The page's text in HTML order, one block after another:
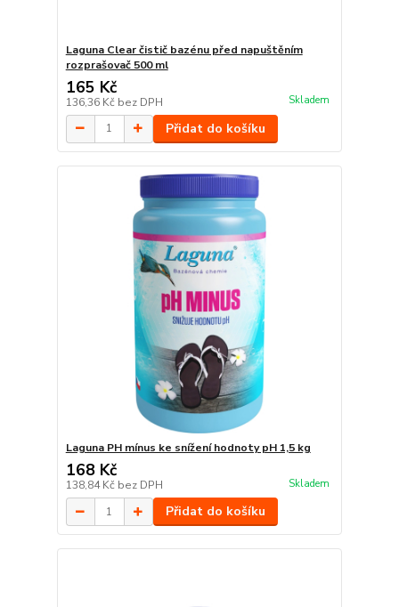
Laguna Clear čistič bazénu před napuštěním
rozprašovač 500 ml
165 Kč
136,36 Kč bez DPH Skladem
Přidat do košíku
Laguna PH mínus ke snížení hodnoty pH 1,5 kg
168 Kč
138,84 Kč bez DPH Skladem
Přidat do košíku